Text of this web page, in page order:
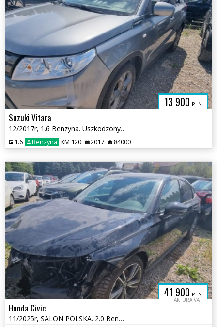
13 900 PLN
Suzuki Vitara
12/2017r, 1.6 Benzyna. Uszkodzony prawy przód .
1.6 Benzyna KM 120 2017 84000
41 900 PLN
FAKTURA VAT
Honda Civic
11/2025r, SALON POLSKA. 2.0 Benzyna HYBRID. Uszkodzony przód. VAT 23.